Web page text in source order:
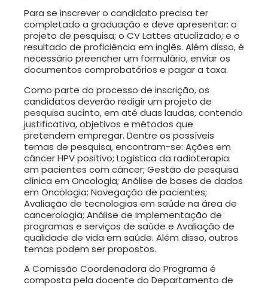
Para se inscrever o candidato precisa ter
completado a graduação e deve apresentar: o
projeto de pesquisa; o CV Lattes atualizado; e o
resultado de proficiência em inglês. Além disso, é
necessário preencher um formulário, enviar os
documentos comprobatórios e pagar a taxa.
Como parte do processo de inscrição, os
candidatos deverão redigir um projeto de
pesquisa sucinto, em até duas laudas, contendo
justificativa, objetivos e métodos que
pretendem empregar. Dentre os possíveis
temas de pesquisa, encontram-se: Ações em
câncer HPV positivo; Logística da radioterapia
em pacientes com câncer; Gestão de pesquisa
clínica em Oncologia; Análise de bases de dados
em Oncologia; Navegação de pacientes;
Avaliação de tecnologias em saúde na área de
cancerologia; Análise de implementação de
programas e serviços de saúde e Avaliação de
qualidade de vida em saúde. Além disso, outros
temas podem ser propostos.
A Comissão Coordenadora do Programa é
composta pela docente do Departamento de